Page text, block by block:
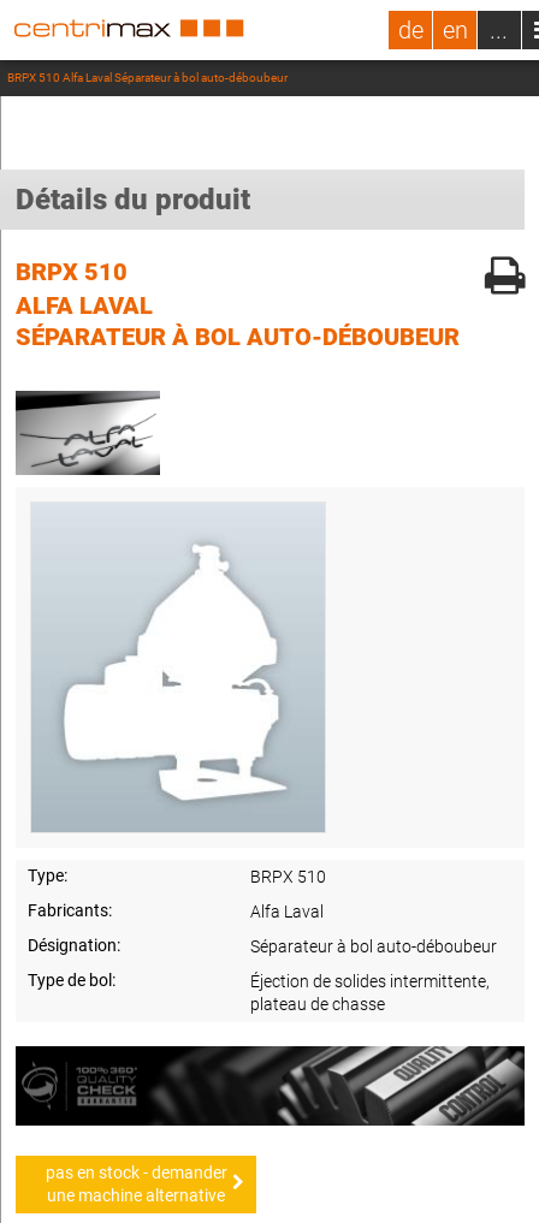
de en ...
BRPX 510 Alfa Laval Séparateur à bol auto-déboubeur
Détails du produit
BRPX 510
ALFA LAVAL
SÉPARATEUR À BOL AUTO-DÉBOUBEUR
Type:
BRPX 510
Fabricants:
Alfa Laval
Désignation:
Séparateur à bol auto-déboubeur
Type de bol:
Éjection de solides intermittente,
plateau de chasse
pas en stock - demander
une machine alternative